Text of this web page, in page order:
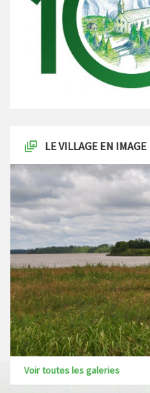
LE VILLAGE EN IMAGE
Voir toutes les galeries